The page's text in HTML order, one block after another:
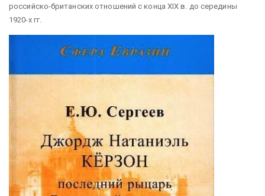
российско-британских отношений с конца XIX в. до середины
1920-х гг.